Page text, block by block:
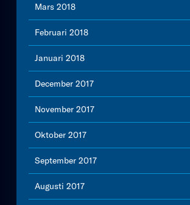
Mars 2018
Februari 2018
Januari 2018
December 2017
November 2017
Oktober 2017
September 2017
Augusti 2017